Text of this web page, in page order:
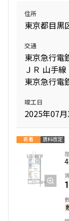
住所
東京都目黒
交通
東京急行電
ＪＲ 山手
東京急行電
竣工日
2025年07
新着 賃料改定